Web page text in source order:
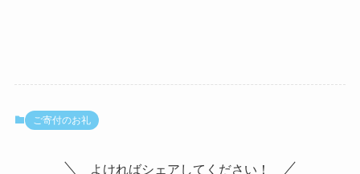
ご寄付のお礼
よければシェアしてください！